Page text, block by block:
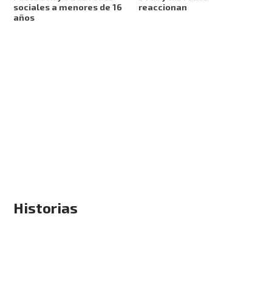
sociales a menores de 16
años
reaccionan
Historias